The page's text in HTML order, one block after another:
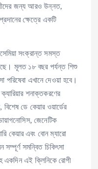
জন্য আরও উন্নত,
ক্ষেত্রে একটি
সংক্রান্ত সমস্ত
মূলত ১৮ বছর পর্যন্ত শিশু
পরিষেবা এখানে দেওয়া হবে।
শনাক্তকরণের
বিশেষ ডে কেয়ার ওয়ার্ডের
জেনেটিক
কেয়ার এবং বোন ম্যারো
সম্পূর্ণ সমন্বিত চিকিৎসা
একদিন এই ক্লিনিকে রোগী